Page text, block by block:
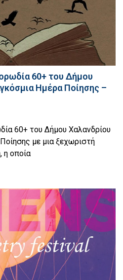
60+ του Δήμου
Ημέρα Ποίησης –
60+ του Δήμου Χαλανδρίου
με μια ξεχωριστή
η οποία